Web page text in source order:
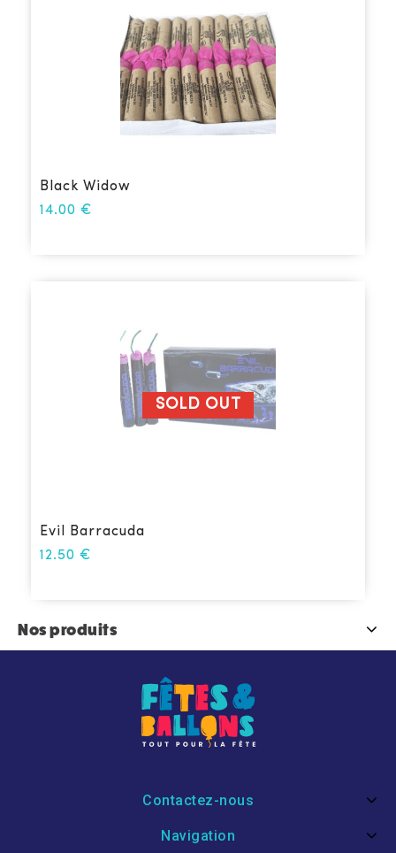
Black Widow
14.00 €
SOLD OUT
Evil Barracuda
12.50 €
Nos produits
Contactez-nous
Navigation